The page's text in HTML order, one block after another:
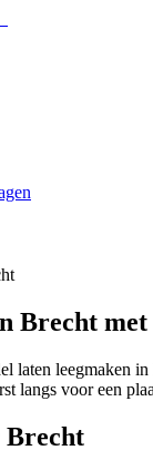
Brecht
laten leegmaken
langs voor een
Brecht